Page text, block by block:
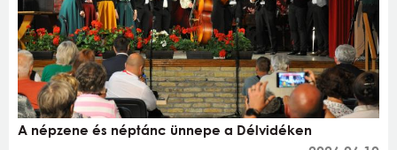
A népzene és néptánc ünnepe a Délvidéken